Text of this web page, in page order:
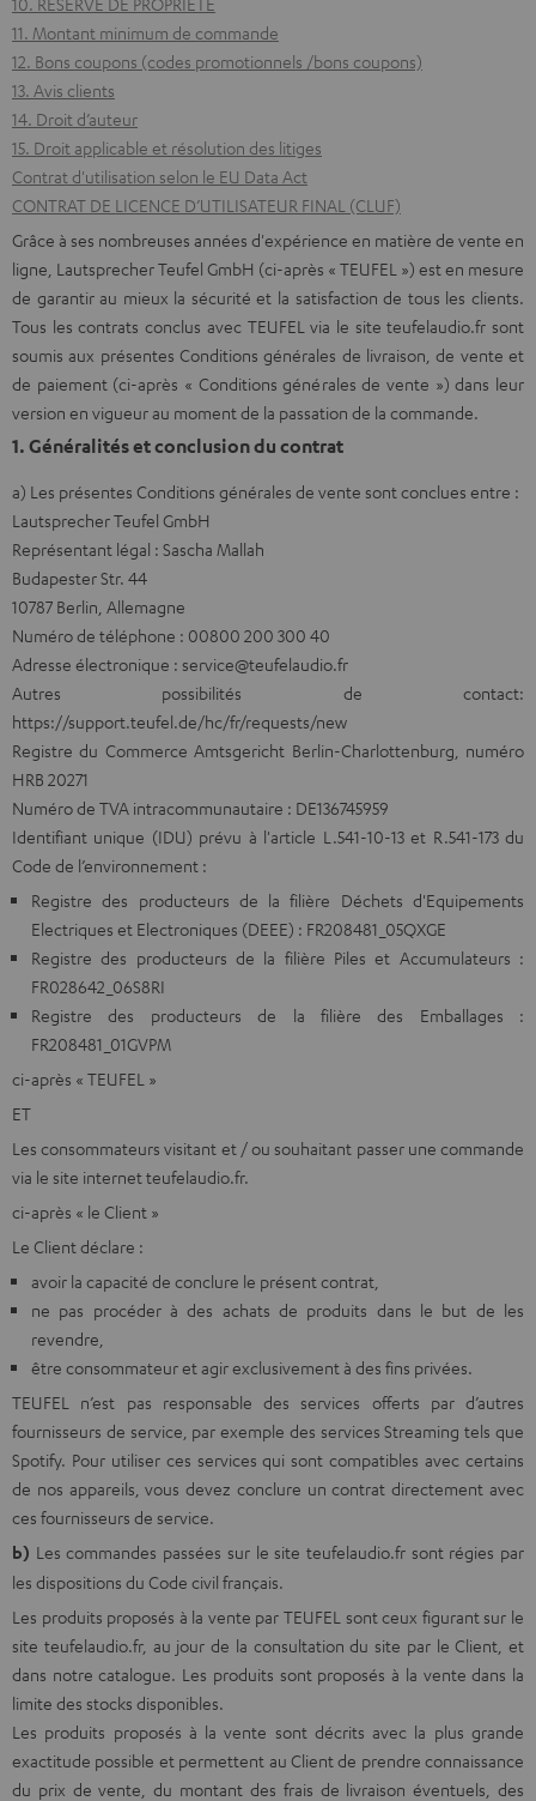
11. Montant minimum de commande
12. Bons coupons (codes promotionnels /bons coupons)
13. Avis clients
14. Droit d’auteur
15. Droit applicable et résolution des litiges
Contrat d'utilisation selon le EU Data Act
CONTRAT DE LICENCE D’UTILISATEUR FINAL (CLUF)
Grâce à ses nombreuses années d'expérience en matière de vente en
ligne, Lautsprecher Teufel GmbH (ci-après « TEUFEL ») est en mesure
de garantir au mieux la sécurité et la satisfaction de tous les clients.
Tous les contrats conclus avec TEUFEL via le site teufelaudio.fr sont
soumis aux présentes Conditions générales de livraison, de vente et
de paiement (ci-après « Conditions générales de vente ») dans leur
version en vigueur au moment de la passation de la commande.
1. Généralités et conclusion du contrat
a) Les présentes Conditions générales de vente sont conclues entre :
Lautsprecher Teufel GmbH
Représentant légal : Sascha Mallah
Budapester Str. 44
10787 Berlin, Allemagne
Numéro de téléphone : 00800 200 300 40
Adresse électronique : service@teufelaudio.fr
Autres possibilités de contact:
https://support.teufel.de/hc/fr/requests/new
Registre du Commerce Amtsgericht Berlin-Charlottenburg, numéro
HRB 20271
Numéro de TVA intracommunautaire : DE136745959
Identifiant unique (IDU) prévu à l'article L.541-10-13 et R.541-173 du
Code de l’environnement :
Registre des producteurs de la filière Déchets d'Equipements
Electriques et Electroniques (DEEE) : FR208481_05QXGE
Registre des producteurs de la filière Piles et Accumulateurs :
FR028642_06S8RI
Registre des producteurs de la filière des Emballages :
FR208481_01GVPM
ci-après « TEUFEL »
ET
Les consommateurs visitant et / ou souhaitant passer une commande
via le site internet teufelaudio.fr.
ci-après « le Client »
Le Client déclare :
avoir la capacité de conclure le présent contrat,
ne pas procéder à des achats de produits dans le but de les
revendre,
être consommateur et agir exclusivement à des fins privées.
TEUFEL n’est pas responsable des services offerts par d’autres
fournisseurs de service, par exemple des services Streaming tels que
Spotify. Pour utiliser ces services qui sont compatibles avec certains
de nos appareils, vous devez conclure un contrat directement avec
ces fournisseurs de service.
b) Les commandes passées sur le site teufelaudio.fr sont régies par
les dispositions du Code civil français.
Les produits proposés à la vente par TEUFEL sont ceux figurant sur le
site teufelaudio.fr, au jour de la consultation du site par le Client, et
dans notre catalogue. Les produits sont proposés à la vente dans la
limite des stocks disponibles.
Les produits proposés à la vente sont décrits avec la plus grande
exactitude possible et permettent au Client de prendre connaissance
du prix de vente, du montant des frais de livraison éventuels, des